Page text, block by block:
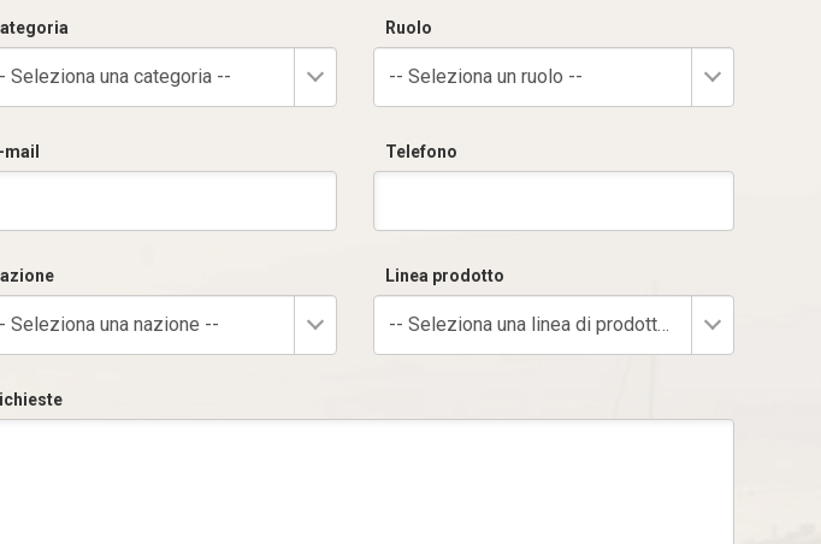
Seleziona una categoria --
Ruolo
-- Seleziona un ruolo --
mail Telefono
Seleziona una nazione --
Linea prodotto
-- Seleziona una linea di prodotto --